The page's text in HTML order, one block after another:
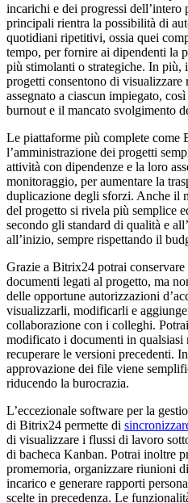
incarichi e dei progressi
principali rientra la possibilità di
quotidiani ripetitivi, ossia quei
tempo, per fornire ai dipendenti la
più stimolanti o strategiche. In più,
progetti consentono di
assegnato a ciascun impiegato,
burnout e il mancato svolgimento
Le piattaforme più complete come
l’amministrazione dei progetti
attività con dipendenze e la loro
monitoraggio, per aumentare la
duplicazione degli sforzi. Anche il
del progetto si rivela più semplice
secondo gli standard di qualità e
all’inizio, sempre rispettando il
Grazie a Bitrix24 potrai
documenti legati al progetto, ma
delle opportune autorizzazioni
visualizzarli, modificarli e
collaborazione con i colleghi.
modificato i documenti in qualsiasi
recuperare le versioni precedenti.
approvazione dei file viene
riducendo la burocrazia.
L’eccezionale software per la
di Bitrix24 permette di
di visualizzare i flussi di lavoro
di bacheca Kanban. Potrai inoltre
promemoria, organizzare riunioni
incarico e generare rapporti
scelte in precedenza. Le